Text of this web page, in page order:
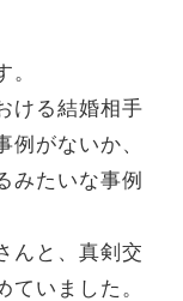
。
ける結婚相手
がないか、
みたいな事例
んと、真剣交
ていました。